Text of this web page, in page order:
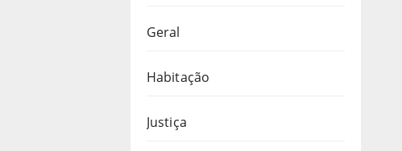
Geral
Habitação
Justiça